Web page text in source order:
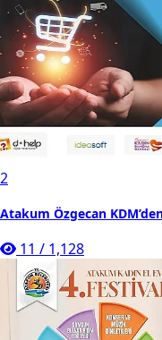
2
Atakum Özgecan
11 / 1,128